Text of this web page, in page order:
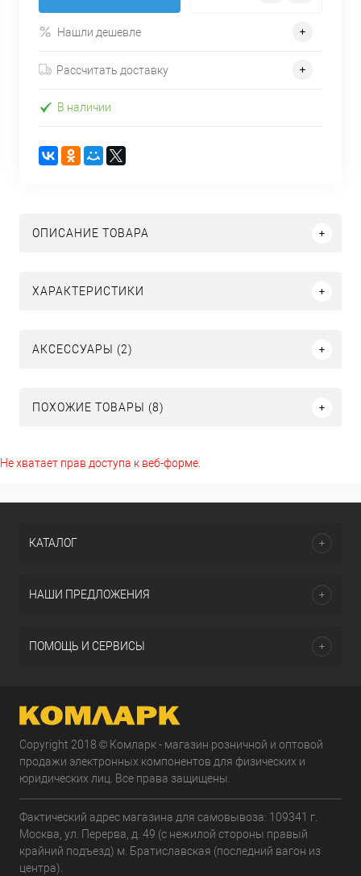
Нашли дешевле
Рассчитать доставку
В наличии
ОПИСАНИЕ ТОВАРА
ХАРАКТЕРИСТИКИ
АКСЕССУАРЫ (2)
ПОХОЖИЕ ТОВАРЫ (8)
Не хватает прав доступа к веб-форме.
КАТАЛОГ
НАШИ ПРЕДЛОЖЕНИЯ
ПОМОЩЬ И СЕРВИСЫ
Copyright 2018 © Комларк - магазин розничной и оптовой
продажи электронных компонентов для физических и
юридических лиц. Все права защищены.
Фактический адрес магазина для самовывоза: 109341 г.
Москва, ул. Перерва, д. 49 (с нежилой стороны правый
крайний подъезд) м. Братиславская (последний вагон из
центра).